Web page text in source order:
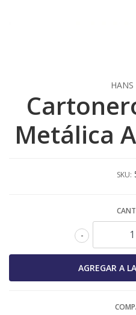
Metálica
SKU:
-